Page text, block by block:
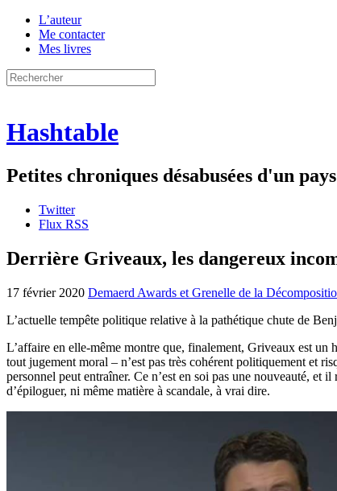
L’auteur
Me contacter
Mes livres
Hashtable
Petites chroniques désabusées d'un
Twitter
Flux RSS
Derrière Griveaux, les dangereux
17 février 2020 Demaerd Awards et Grenelle de la
L’actuelle tempête politique relative à la pathétique chute de
L’affaire en elle-même montre que, finalement, Griveaux est
tout jugement moral – n’est pas très cohérent politiquement et
personnel peut entraîner. Ce n’est en soi pas une nouveauté,
d’épiloguer, ni même matière à scandale, à vrai dire.